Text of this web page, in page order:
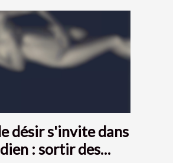
désir s'invite dans
: sortir des